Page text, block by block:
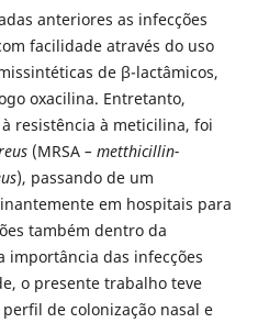
anteriores as infecções
facilidade através do uso
de β-lactâmicos,
oxacilina. Entretanto,
resistência à meticilina, foi
(MRSA – metthicillin-
), passando de um
em hospitais para
também dentro da
importância das infecções
o presente trabalho teve
de colonização nasal e